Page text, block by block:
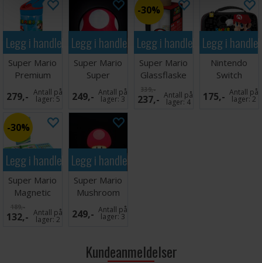
Legg i handlekurven
Super Mario
Premium
Drikkeflaske
480ml
279,- Antall på
lager:5
Legg i handlekurven
Super Mario
Super
Mushroom 2D
Lampe
249,- Antall på
lager:3
Legg i handlekurven
30%
Super Mario
Glassflaske
620ml
339,-
237,- Antall på
lager:4
Legg i
Nintendo
Switch
Bæreveske
Super Mario
175,- Antall på
lager:2
Legg i handlekurven
30%
Super Mario
Magnetic
Travel Game
189,-
132,- Antall på
lager:2
Legg i handlekurven
Super Mario
Mushroom
Lampe - 12
cm
249,- Antall på
lager:3
Kundeanmeldelser